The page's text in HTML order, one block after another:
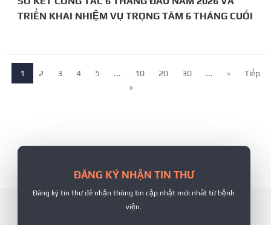
TRIỂN KHAI NHIỆM VỤ TRỌNG TÂM 6 THÁNG CUỐI
1 2 3 4 5 ... 10 20 30 ... »
Tiếp
»
ĐĂNG KÝ NHẬN TIN THƯ
Đăng ký tin thư để nhận thông tin cập nhật mới nhất từ bệnh
viện.